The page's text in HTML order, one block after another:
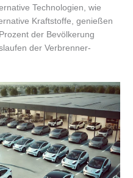
Technologien, wie
Kraftstoffe, genießen
der Bevölkerung
der Verbrenner-